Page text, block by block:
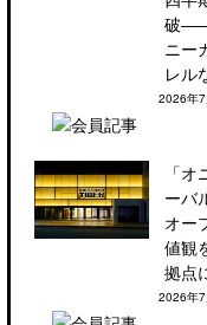
破――
ニー
レル
2026年
「
ーバ
オー
値観
拠点
2026年